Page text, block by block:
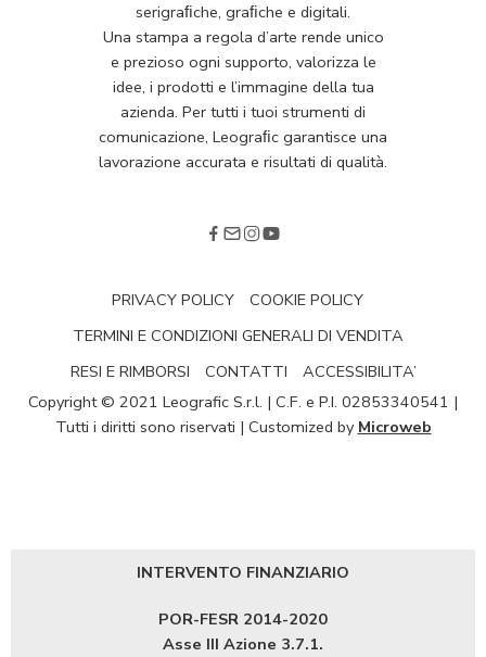
serigraﬁche, graﬁche e digitali.
Una stampa a regola d’arte rende unico
e prezioso ogni supporto, valorizza le
idee, i prodotti e l’immagine della tua
azienda. Per tutti i tuoi strumenti di
comunicazione, Leograﬁc garantisce una
lavorazione accurata e risultati di qualità.
PRIVACY POLICY
COOKIE POLICY
TERMINI E CONDIZIONI GENERALI DI VENDITA
RESI E RIMBORSI
CONTATTI
ACCESSIBILITA’
Copyright © 2021 Leografic S.r.l. | C.F. e P.I. 02853340541 |
Tutti i diritti sono riservati | Customized by Microweb
INTERVENTO FINANZIARIO
POR-FESR 2014-2020
Asse III Azione 3.7.1.